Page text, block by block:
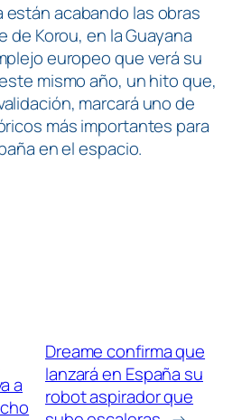
están acabando las obras
de Korou, en la Guayana
europeo que verá su
mismo año, un hito que,
marcará uno de
más importantes para
en el espacio.
a
Dreame confirma que
lanzará en España su
robot aspirador que